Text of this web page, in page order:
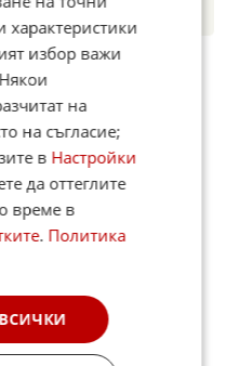
характеристики
избор важи
на
на съгласие;
в Настройки
да оттеглите
време в
. Политика